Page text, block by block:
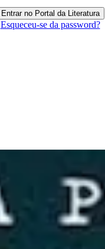
Esqueceu-se da password?